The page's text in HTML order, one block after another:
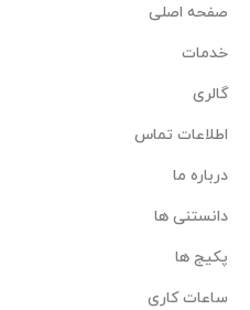
صفحه اصلی
خدمات
گالری
اطلاعات تماس
درباره ما
دانستنی ها
پکیج ها
ساعات کاری